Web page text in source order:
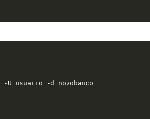
usuario -d novobanco